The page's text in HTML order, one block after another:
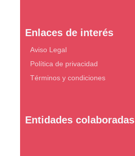
Enlaces de interés
Aviso Legal
Política de privacidad
Términos y condiciones
Entidades colaboradas